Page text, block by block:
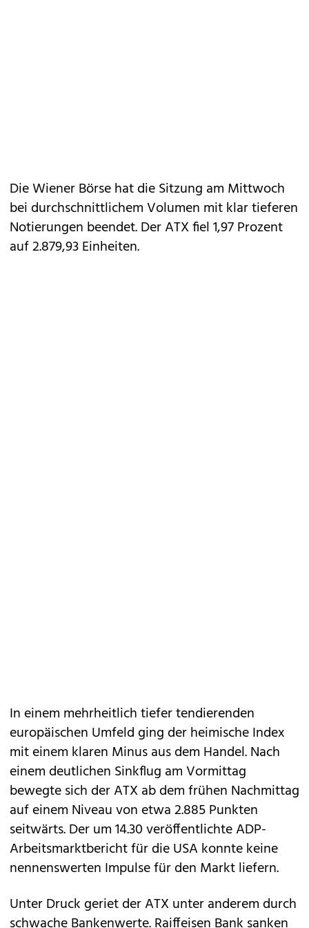
Die Wiener Börse hat die Sitzung am Mittwoch
bei durchschnittlichem Volumen mit klar tieferen
Notierungen beendet. Der ATX fiel 1,97 Prozent
auf 2.879,93 Einheiten.
In einem mehrheitlich tiefer tendierenden
europäischen Umfeld ging der heimische Index
mit einem klaren Minus aus dem Handel. Nach
einem deutlichen Sinkflug am Vormittag
bewegte sich der ATX ab dem frühen Nachmittag
auf einem Niveau von etwa 2.885 Punkten
seitwärts. Der um 14.30 veröffentlichte ADP-
Arbeitsmarktbericht für die USA konnte keine
nennenswerten Impulse für den Markt liefern.
Unter Druck geriet der ATX unter anderem durch